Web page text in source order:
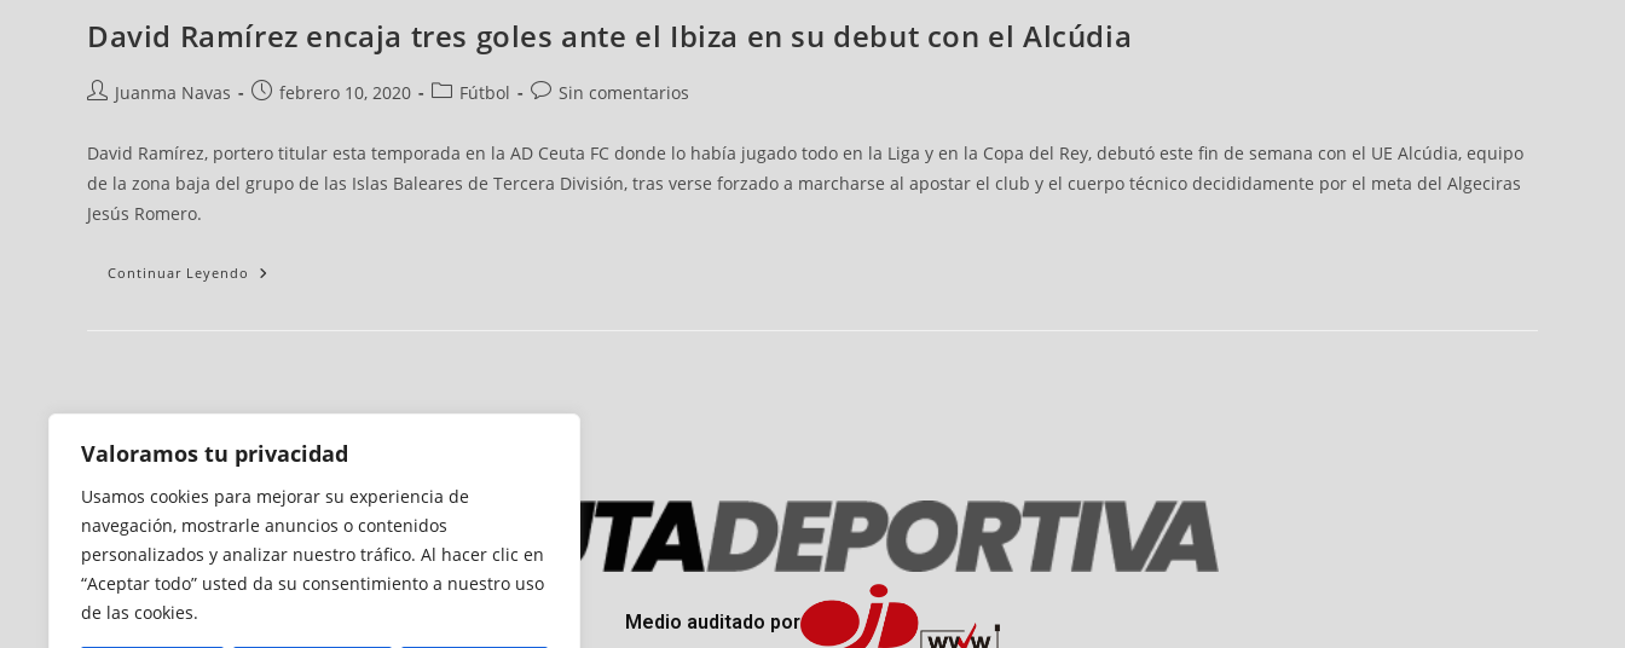
Valoramos tu privacidad
Usamos cookies para mejorar su experiencia de
navegación, mostrarle anuncios o contenidos
personalizados y analizar nuestro tráfico. Al hacer clic en
“Aceptar todo” usted da su consentimiento a nuestro uso
de las cookies.
David Ramírez encaja tres goles ante el Ibiza en su debut con el Alcúdia
Juanma Navas febrero 10, 2020 Fútbol Sin comentarios
David Ramírez, portero titular esta temporada en la AD Ceuta FC donde lo había jugado todo en la Liga y en la Copa del Rey, debutó este fin de semana con el UE Alcúdia, equipo
de la zona baja del grupo de las Islas Baleares de Tercera División, tras verse forzado a marcharse al apostar el club y el cuerpo técnico decididamente por el meta del Algeciras
Jesús Romero.
Continuar Leyendo
Medio auditado por